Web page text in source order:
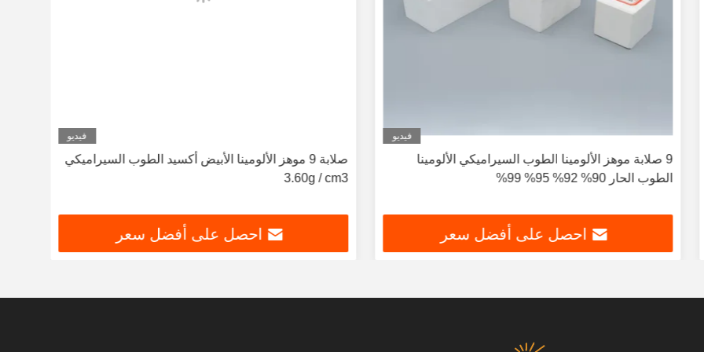
فيديو
9 صلابة موهز الألومينا الطوب السيراميكي الألومينا
الطوب الحار 90% 92% 95% 99%
احصل على أفضل سعر
فيديو
صلابة 9 موهز الألومينا الأبيض أكسيد الطوب السيراميكي
3.60g / cm3
احصل على أفضل سعر